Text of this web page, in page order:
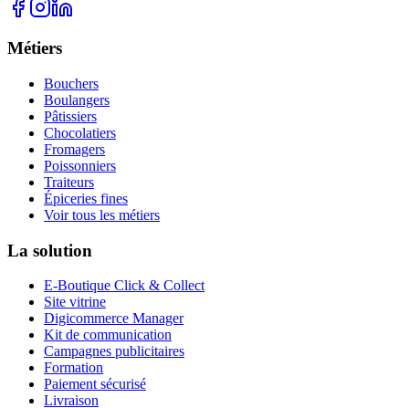
Métiers
Bouchers
Boulangers
Pâtissiers
Chocolatiers
Fromagers
Poissonniers
Traiteurs
Épiceries fines
Voir tous les métiers
La solution
E-Boutique Click & Collect
Site vitrine
Digicommerce Manager
Kit de communication
Campagnes publicitaires
Formation
Paiement sécurisé
Livraison